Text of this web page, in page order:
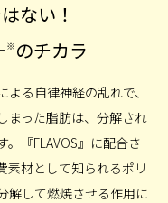
ない！
※ のチカラ
る自律神経の乱れで、
まった脂肪は、分解され
『FLAVOS』に配合さ
素材として知られるポリ
解して燃焼させる作用に